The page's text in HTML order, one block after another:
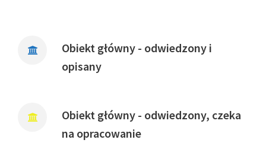
Obiekt główny - odwiedzony i
opisany
Obiekt główny - odwiedzony, czeka
na opracowanie